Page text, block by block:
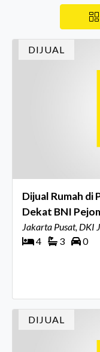
DIJUAL
Dijual Rumah di
Dekat BNI
Pejompongan
Jakarta Pusat, DKI
4
3 0
DIJUAL